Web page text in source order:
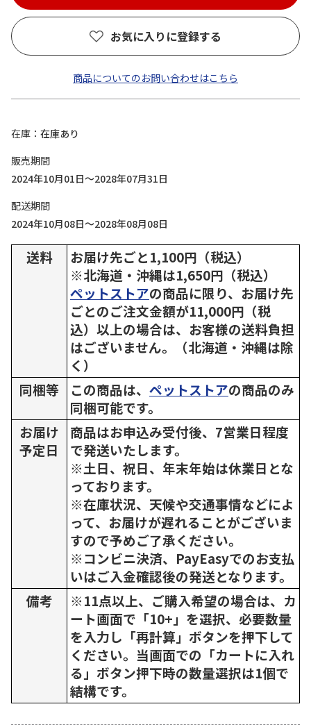
お気に入りに登録する
商品についてのお問い合わせはこちら
在庫
在庫あり
販売期間
2024年10月01日～2028年07月31日
配送期間
2024年10月08日～2028年08月08日
送料
お届け先ごと1,100円（税込）
※北海道・沖縄は1,650円（税込）
ペットストアの商品に限り、お届け先
ごとのご注文金額が11,000円（税
込）以上の場合は、お客様の送料負担
はございません。（北海道・沖縄は除
く）
同梱等
この商品は、 ペットストアの商品のみ
同梱可能です。
お届け
予定日
商品はお申込み受付後、7営業日程度
で発送いたします。
※土日、祝日、年末年始は休業日とな
っております。
※在庫状況、天候や交通事情などによ
って、お届けが遅れることがございま
すので予めご了承ください。
※コンビニ決済、PayEasyでのお支払
いはご入金確認後の発送となります。
備考
※11点以上、ご購入希望の場合は、カ
ート画面で「10+」を選択、必要数量
を入力し「再計算」ボタンを押下して
ください。当画面での「カートに入れ
る」ボタン押下時の数量選択は1個で
結構です。